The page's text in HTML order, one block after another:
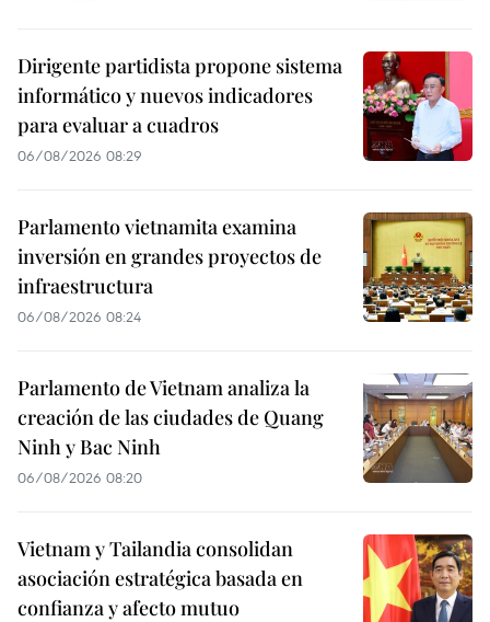
Dirigente partidista propone sistema
informático y nuevos indicadores
para evaluar a cuadros
06/08/2026 08:29
Parlamento vietnamita examina
inversión en grandes proyectos de
infraestructura
06/08/2026 08:24
Parlamento de Vietnam analiza la
creación de las ciudades de Quang
Ninh y Bac Ninh
06/08/2026 08:20
Vietnam y Tailandia consolidan
asociación estratégica basada en
confianza y afecto mutuo